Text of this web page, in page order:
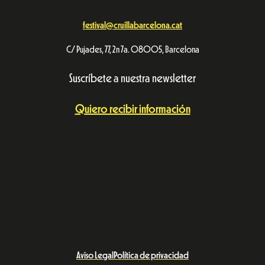
festival@cruillabarcelona.cat
C/ Pujades, 77, 2n 7a. 08005, Barcelona
Suscríbete a nuestra newsletter
Quiero recibir información
Aviso Legal Política de privacidad